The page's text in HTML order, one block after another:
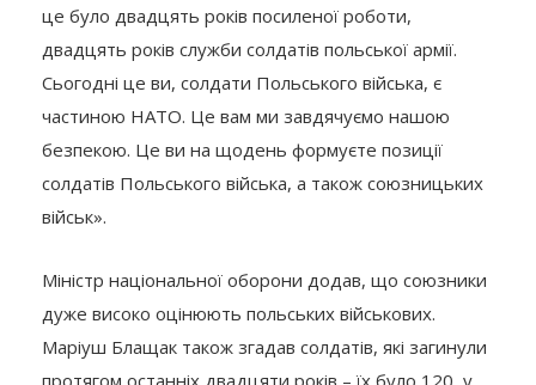
це було двадцять років посиленої роботи,
двадцять років служби солдатів польської армії.
Сьогодні це ви, солдати Польського війська, є
частиною НАТО. Це вам ми завдячуємо нашою
безпекою. Це ви на щодень формуєте позиції
солдатів Польського війська, а також союзницьких
військ».
Міністр національної оборони додав, що союзники
дуже високо оцінюють польських військових.
Маріуш Блащак також згадав солдатів, які загинули
протягом останніх двадцяти років – їх було 120, у